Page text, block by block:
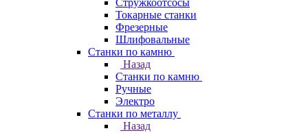
Стружкоотсосы
Токарные станки
Фрезерные
Шлифовальные
Станки по камню
Назад
Станки по камню
Ручные
Электро
Станки по металлу
Назад